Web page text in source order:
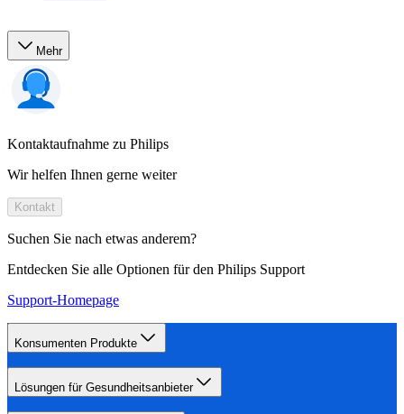
Mehr
Kontaktaufnahme zu Philips
Wir helfen Ihnen gerne weiter
Kontakt
Suchen Sie nach etwas anderem?
Entdecken Sie alle Optionen für den Philips Support
Support-Homepage
Konsumenten Produkte
Lösungen für Gesundheitsanbieter